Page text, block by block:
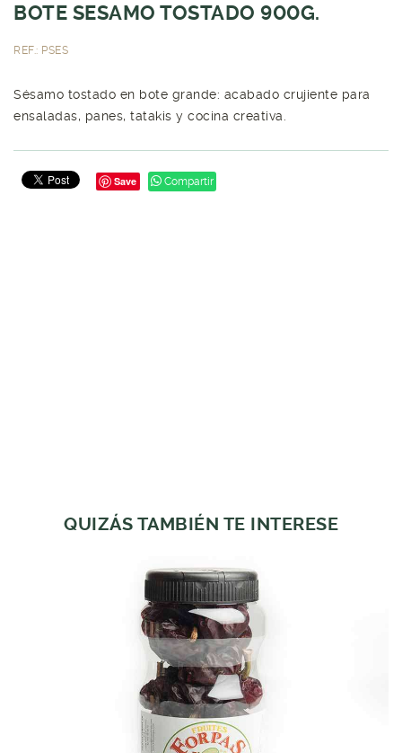
BOTE SESAMO TOSTADO 900G.
REF.: PSES
Sésamo tostado en bote grande: acabado crujiente para
ensaladas, panes, tatakis y cocina creativa.
Save Compartir
QUIZÁS TAMBIÉN TE INTERESE